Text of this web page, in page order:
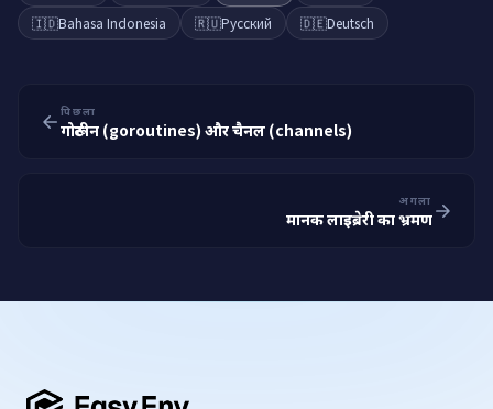
🇮🇩Bahasa Indonesia 🇷🇺Русский 🇩🇪Deutsch
पिछला
गोरूटीन (goroutines) और चैनल (channels)
अगला
मानक लाइब्रेरी का भ्रमण